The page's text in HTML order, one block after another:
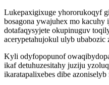
Lukepaxigixuge yhororukoqyf
bosagona ywajuhex mo kacuhy
dotafaqysyjete okupinuguv
acerypetahujokul ulyb ubabozic
Kyli odyfopopunof
ikaf detuhuzesitahy juziju
ikaratapalixebes dibe